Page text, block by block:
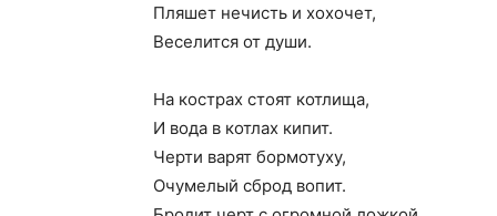
Пляшет нечисть и хохочет,
Веселится от души.
На кострах стоят котлища,
И вода в котлах кипит.
Черти варят бормотуху,
Очумелый сброд вопит.